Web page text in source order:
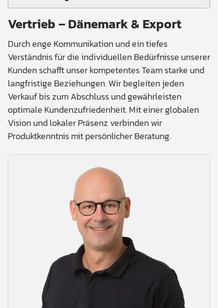
Vertrieb – Dänemark & Export
Durch enge Kommunikation und ein tiefes
Verständnis für die individuellen Bedürfnisse unserer
Kunden schafft unser kompetentes Team starke und
langfristige Beziehungen. Wir begleiten jeden
Verkauf bis zum Abschluss und gewährleisten
optimale Kundenzufriedenheit. Mit einer globalen
Vision und lokaler Präsenz verbinden wir
Produktkenntnis mit persönlicher Beratung.